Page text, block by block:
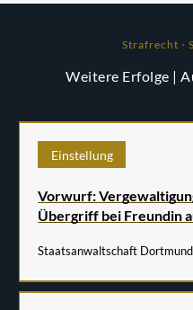
Strafrecht ⋅
Weitere Erfolge |
Einstellung
Vorwurf:
Übergriff bei Freundin
Staatsanwaltschaft Dortmund